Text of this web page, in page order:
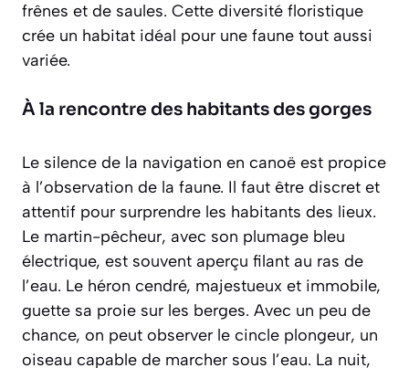
frênes et de saules. Cette diversité floristique
crée un habitat idéal pour une faune tout aussi
variée.
À la rencontre des habitants des gorges
Le silence de la navigation en canoë est propice
à l’observation de la faune. Il faut être discret et
attentif pour surprendre les habitants des lieux.
Le martin-pêcheur, avec son plumage bleu
électrique, est souvent aperçu filant au ras de
l’eau. Le héron cendré, majestueux et immobile,
guette sa proie sur les berges. Avec un peu de
chance, on peut observer le cincle plongeur, un
oiseau capable de marcher sous l’eau. La nuit,